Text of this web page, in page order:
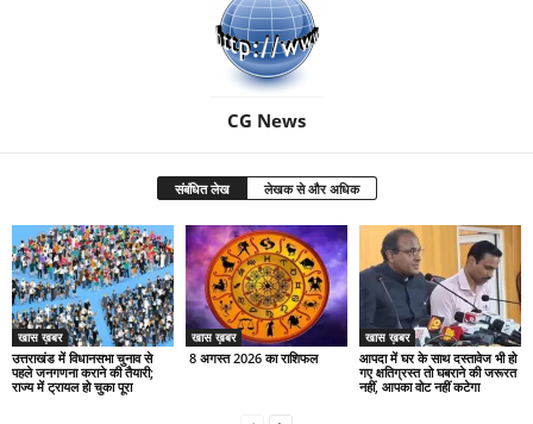
CG News
संबंधित लेख लेखक से और अधिक
खास ख़बर
उत्तराखंड में विधानसभा चुनाव से
पहले जनगणना कराने की तैयारी;
राज्य में ट्रायल हो चुका पूरा
खास ख़बर
8 अगस्त 2026 का राशिफल
खास ख़बर
आपदा में घर के साथ दस्तावेज भी हो
गए क्षतिग्रस्त तो घबराने की जरूरत
नहीं, आपका वोट नहीं कटेगा